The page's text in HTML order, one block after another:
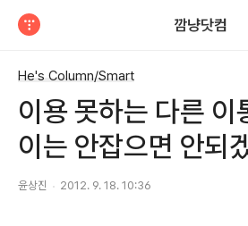
깜냥닷컴
He's Column/Smart
이용 못하는 다른 이
이는 안잡으면 안되
윤상진 2012. 9. 18. 10:36